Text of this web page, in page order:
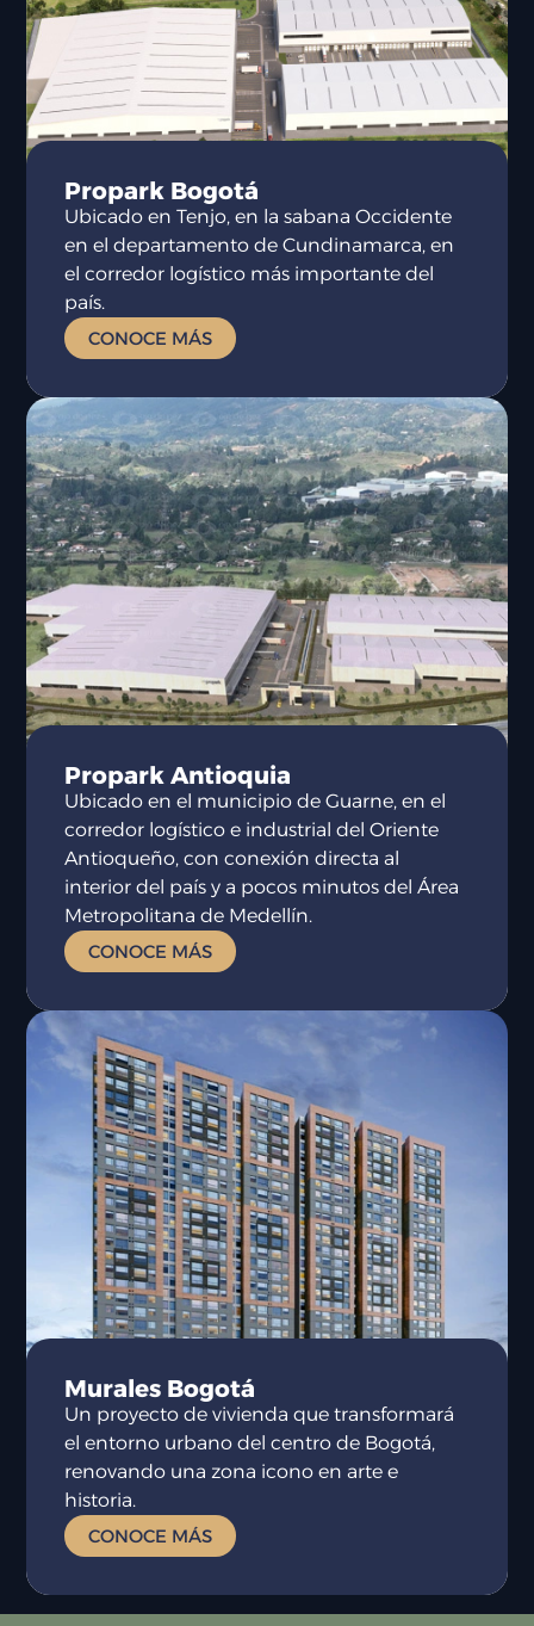
Propark Bogotá
Ubicado en Tenjo, en la sabana Occidente
en el departamento de Cundinamarca, en
el corredor logístico más importante del
país.
CONOCE MÁS
Propark Antioquia
Ubicado en el municipio de Guarne, en el
corredor logístico e industrial del Oriente
Antioqueño, con conexión directa al
interior del país y a pocos minutos del Área
Metropolitana de Medellín.
CONOCE MÁS
Murales Bogotá
Un proyecto de vivienda que transformará
el entorno urbano del centro de Bogotá,
renovando una zona icono en arte e
historia.
CONOCE MÁS